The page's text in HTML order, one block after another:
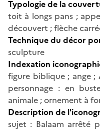
Typologie de la
toit à longs pans ;
découvert ; flèche
Technique du décor
sculpture
Indexation
figure biblique ; ange ;
personnage : en
animale ; ornement à
Description de
sujet : Balaam arrêté